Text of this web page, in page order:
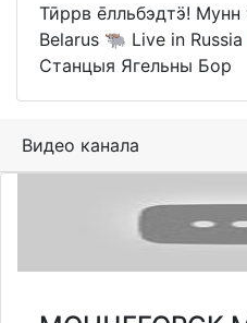
Тӣррв е̄лльбэдтӭ! Мунн
Belarus 🐃 Live in
Станцыя Ягельны Бор
Видео канала